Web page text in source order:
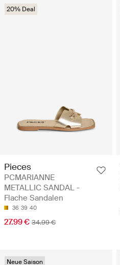
20% Deal
Pieces
PCMARIANNE
METALLIC SANDAL -
Flache Sandalen
36 39 40
27.99 € 34.99 €
Neue Saison